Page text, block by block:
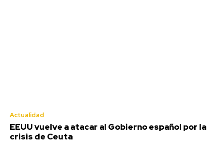
Actualidad
EEUU vuelve a atacar al Gobierno español por la
crisis de Ceuta